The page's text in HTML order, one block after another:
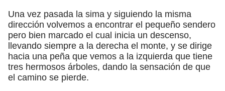
Una vez pasada la sima y siguiendo la misma
dirección volvemos a encontrar el pequeño sendero
pero bien marcado el cual inicia un descenso,
llevando siempre a la derecha el monte, y se dirige
hacia una peña que vemos a la izquierda que tiene
tres hermosos árboles, dando la sensación de que
el camino se pierde.